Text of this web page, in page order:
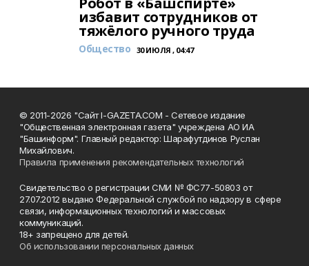
избавит сотрудников от
тяжёлого ручного труда
Общество 30 ИЮЛЯ , 04:47
© 2011-2026 "Сайт I-GAZETA.COM - Сетевое издание
"Общественная электронная газета" учреждена АО ИА
"Башинформ". Главный редактор: Шарафутдинов Руслан
Михайлович.
Правила применения рекомендательных технологий
Свидетельство о регистрации СМИ № ФС77-50803 от
27.07.2012 выдано Федеральной службой по надзору в сфере
связи, информационных технологий и массовых
коммуникаций.
18+ запрещено для детей.
Об использовании персональных данных